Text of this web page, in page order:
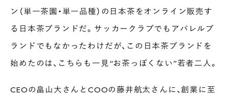
ン（単一茶園・単一品種）の日本茶をオンライン販売す
る日本茶ブランドだ。サッカークラブでもアパレルブ
ランドでもなかったわけだが、この日本茶ブランドを
始めたのは、こちらも一見“お茶っぽくない”若者二人。
CEOの畠山大さんとCOOの藤井航太さんに、創業に至